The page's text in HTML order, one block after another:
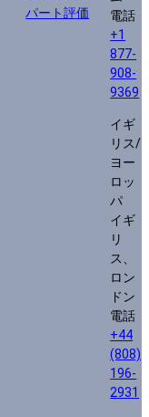
パート評価
電話
+1
877-
908-
9369
イギ
リス/
ヨー
ロッ
パ
イギ
リ
ス、
ロン
ドン
電話
+44
(808)
196-
2931